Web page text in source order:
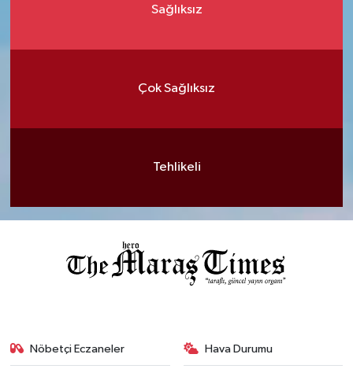
Sağlıksız
Çok Sağlıksız
Tehlikeli
Nöbetçi Eczaneler Hava Durumu